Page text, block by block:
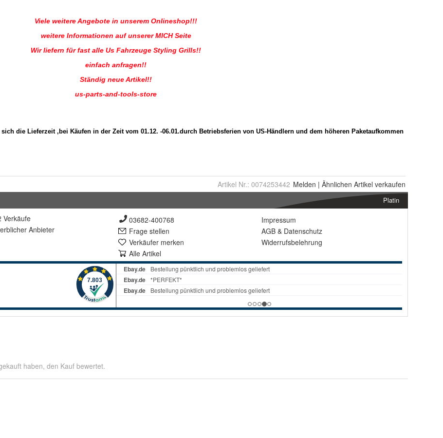
Artikel Nr.: 0074253442 Melden | Ähnlichen Artikel verkaufen
Platin
Verkäufe
er Anbieter
03682-400768
Frage stellen
Verkäufer merken
Alle Artikel
Impressum
AGB & Datenschutz
Widerrufsbelehrung
haben, den Kauf bewertet.